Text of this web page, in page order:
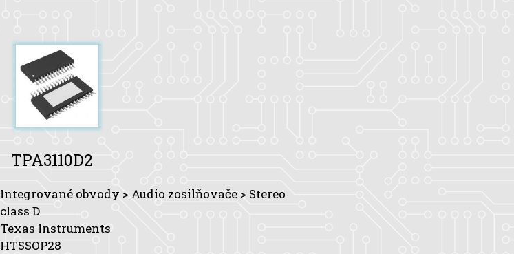
TPA3110D2
Integrované obvody > Audio zosilňovače > Stereo
class D
Texas Instruments
HTSSOP28